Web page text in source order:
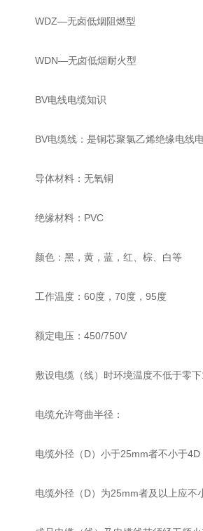
WDZ—无卤低烟阻燃型
WDN—无卤低烟耐火型
BV电线电缆知识
BV电缆线：是铜芯聚氯乙烯绝缘电线电
导体材料：无氧铜
绝缘材料：PVC
颜色：黑，黄，蓝，红、棕、白等
工作温度：60度，70度，95度
额定电压：450/750V
敷设电缆（线）时环境温度不低于零下
电缆允许弯曲半径：
电缆外径（D）小于25mm者不小于4D
电缆外径（D）为25mm者及以上应不小